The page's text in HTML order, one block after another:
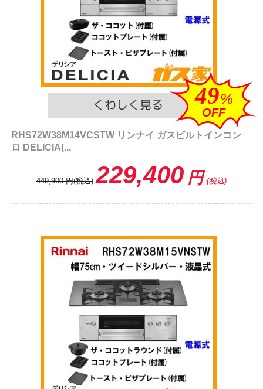
49%
OFF
RHS72W38M14VCSTW リンナイ ガスビルトインコン
ロ DELICIA(...
449,900 円(税込) 229,400 円 (税込)